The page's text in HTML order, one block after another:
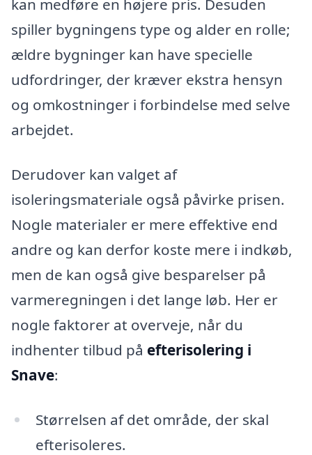
kan medføre en højere pris. Desuden
spiller bygningens type og alder en rolle;
ældre bygninger kan have specielle
udfordringer, der kræver ekstra hensyn
og omkostninger i forbindelse med selve
arbejdet.
Derudover kan valget af
isoleringsmateriale også påvirke prisen.
Nogle materialer er mere effektive end
andre og kan derfor koste mere i indkøb,
men de kan også give besparelser på
varmeregningen i det lange løb. Her er
nogle faktorer at overveje, når du
indhenter tilbud på efterisolering i
Snave:
Størrelsen af det område, der skal
efterisoleres.